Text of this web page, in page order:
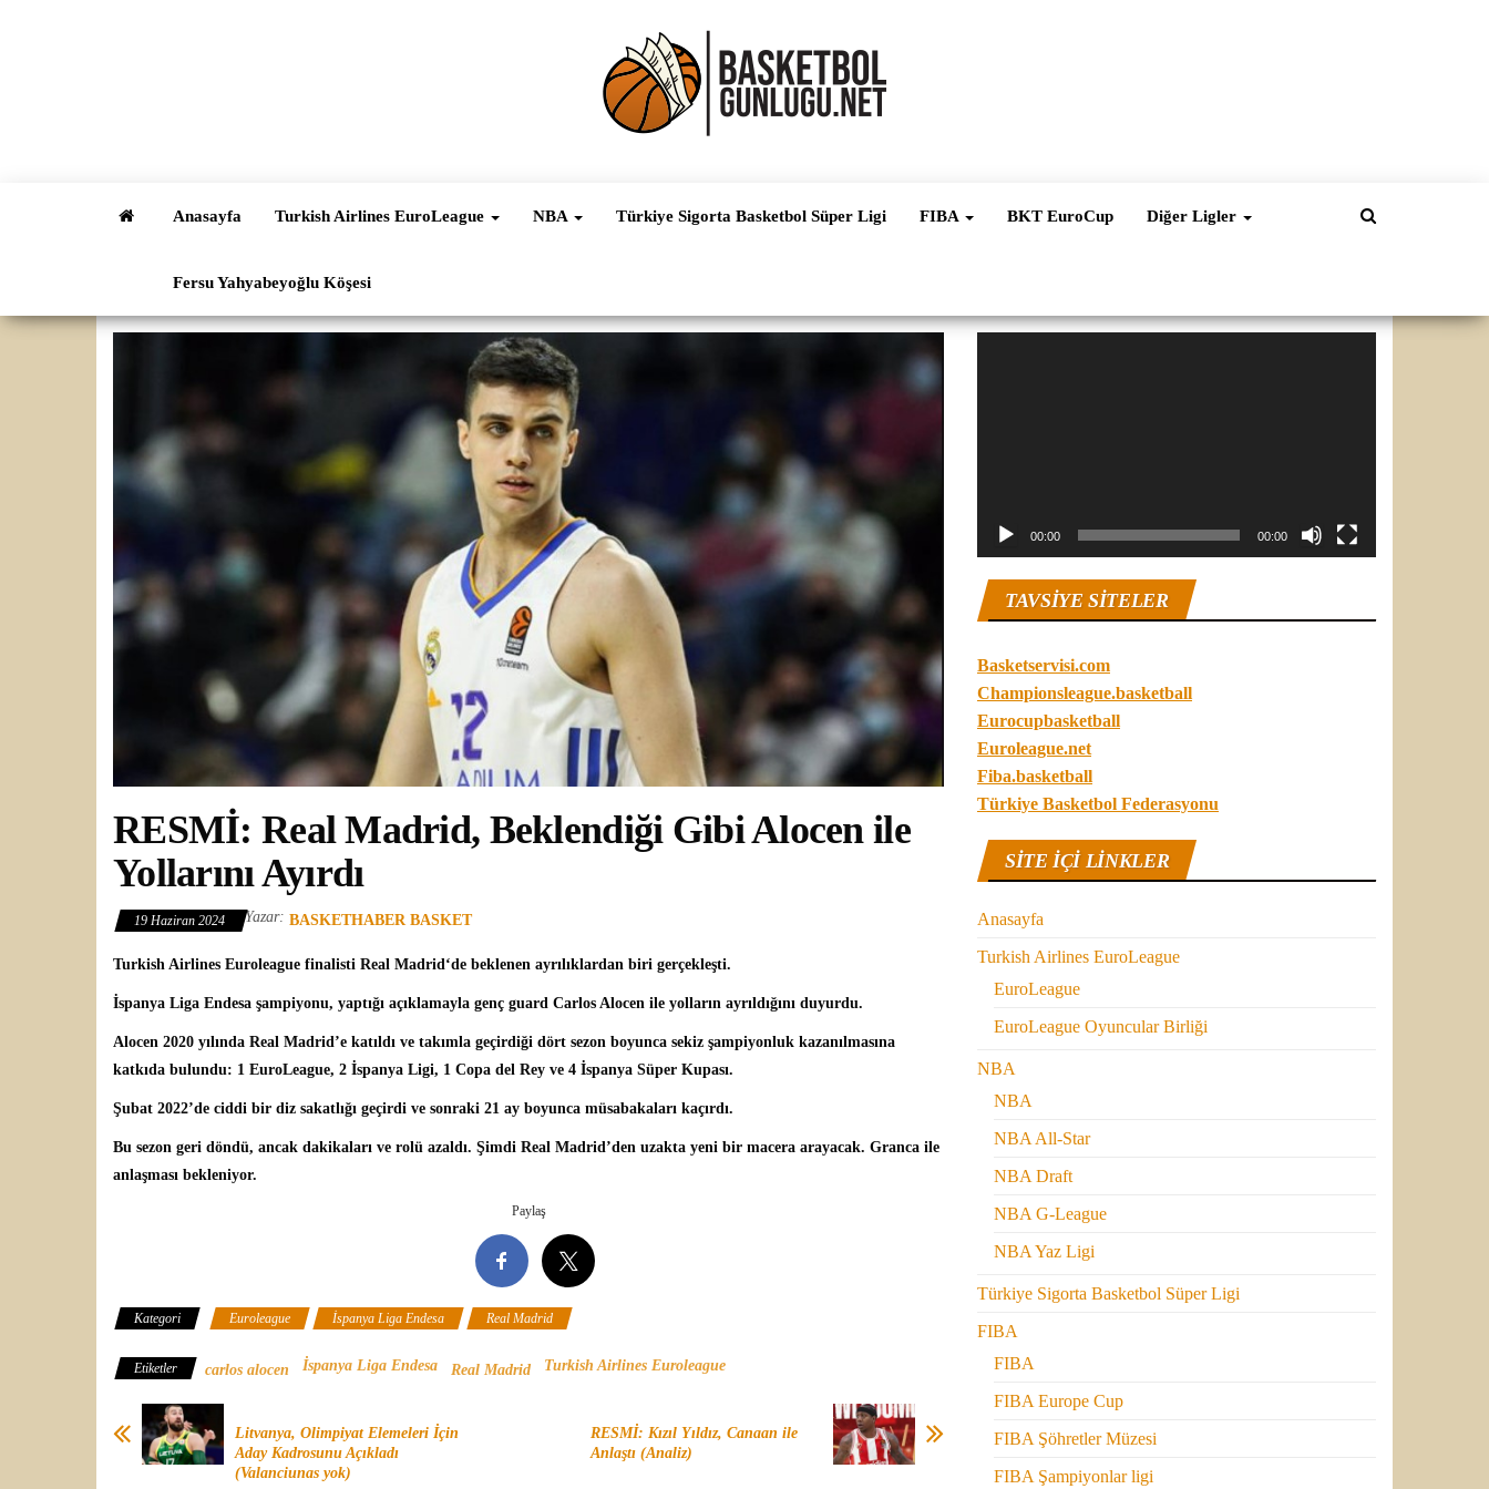
Haber
Süper Lig ve
Dünya
Anasayfa Turkish Airlines EuroLeague NBA Türkiye Sigorta Basketbol Süper Ligi FIBA BKT EuroCup Diğer Ligler
Fersu Yahyabeyoğlu Köşesi
RESMİ: Real Madrid, Beklendiği Gibi Alocen ile
Yollarını Ayırdı
19 Haziran 2024 Yazar: BASKETHABER BASKET
Turkish Airlines Euroleague finalisti Real Madrid ‘de beklenen ayrılıklardan biri gerçekleşti.
İspanya Liga Endesa şampiyonu, yaptığı açıklamayla genç guard Carlos Alocen ile yolların ayrıldığını duyurdu.
Alocen 2020 yılında Real Madrid’e katıldı ve takımla geçirdiği dört sezon boyunca sekiz şampiyonluk kazanılmasına
katkıda bulundu: 1 EuroLeague, 2 İspanya Ligi, 1 Copa del Rey ve 4 İspanya Süper Kupası.
Şubat 2022’de ciddi bir diz sakatlığı geçirdi ve sonraki 21 ay boyunca müsabakaları kaçırdı.
Bu sezon geri döndü, ancak dakikaları ve rolü azaldı. Şimdi Real Madrid’den uzakta yeni bir macera arayacak. Granca ile
anlaşması bekleniyor.
Paylaş
Kategori Euroleague İspanya Liga Endesa Real Madrid
Etiketler carlos alocen İspanya Liga Endesa Real Madrid Turkish Airlines Euroleague
Litvanya, Olimpiyat Elemeleri İçin
Aday Kadrosunu Açıkladı
(Valanciunas yok)
RESMİ: Kızıl Yıldız, Canaan ile
Anlaştı (Analiz)
00:00 00:00
TAVSIYE SITELER
Basketservisi.com
Championsleague.basketball
Eurocupbasketball
Euroleague.net
Fiba.basketball
Türkiye Basketbol Federasyonu
SITE IÇI LINKLER
Anasayfa
Turkish Airlines EuroLeague
EuroLeague
EuroLeague Oyuncular Birliği
NBA
NBA
NBA All-Star
NBA Draft
NBA G-League
NBA Yaz Ligi
Türkiye Sigorta Basketbol Süper Ligi
FIBA
FIBA
FIBA Europe Cup
FIBA Şöhretler Müzesi
FIBA Şampiyonlar ligi